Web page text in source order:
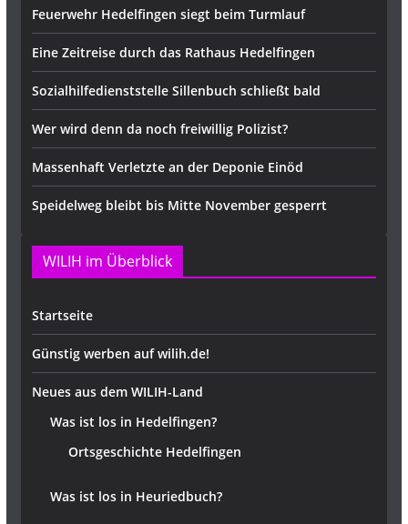
Feuerwehr Hedelfingen siegt beim Turmlauf
Eine Zeitreise durch das Rathaus Hedelfingen
Sozialhilfedienststelle Sillenbuch schließt bald
Wer wird denn da noch freiwillig Polizist?
Massenhaft Verletzte an der Deponie Einöd
Speidelweg bleibt bis Mitte November gesperrt
WILIH im Überblick
Startseite
Günstig werben auf wilih.de!
Neues aus dem WILIH-Land
Was ist los in Hedelfingen?
Ortsgeschichte Hedelfingen
Was ist los in Heuriedbuch?